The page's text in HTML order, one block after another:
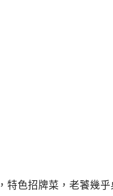
，特色招牌菜，老饕幾